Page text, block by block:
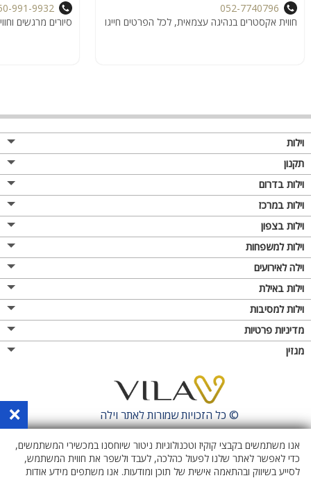
052-7740796
חווית אקסטרים בנהיגה עצמאית, לכל הפרטים חייגו
991-9932
סיורים מרגשים
וילות
תקנון
וילות בדרום
וילות במרכז
וילות בצפון
וילות למשפחות
וילה לאירועים
וילות באילת
וילות למסיבות
מדיניות פרטיות
מגזין
© כל הזכויות שמורות לאתרוילה ×
אנו משתמשים בקבצי קוקיז וטכנולוגיות ניטור שיוחסנו במכשירי המשתמשים,
כדי לאפשר לאתר שלנו לפעול כהלכה, לעבד ולשפר את חווית המשתמש,
לסייע בשיווק ובהתאמה אישית של תוכן ומודעות. אנו משתפים מידע אודות